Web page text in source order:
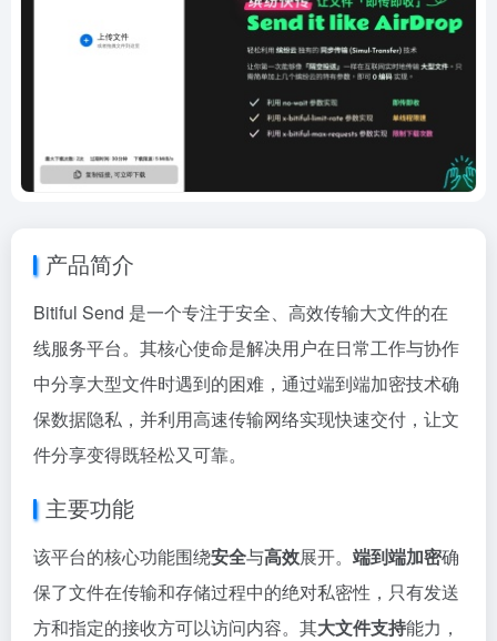
产品简介
Bitiful Send 是一个专注于安全、高效传输大文件的在
线服务平台。其核心使命是解决用户在日常工作与协作
中分享大型文件时遇到的困难，通过端到端加密技术确
保数据隐私，并利用高速传输网络实现快速交付，让文
件分享变得既轻松又可靠。
主要功能
该平台的核心功能围绕安全与高效展开。 端到端加密确
保了文件在传输和存储过程中的绝对私密性，只有发送
方和指定的接收方可以访问内容。其大文件支持能力，